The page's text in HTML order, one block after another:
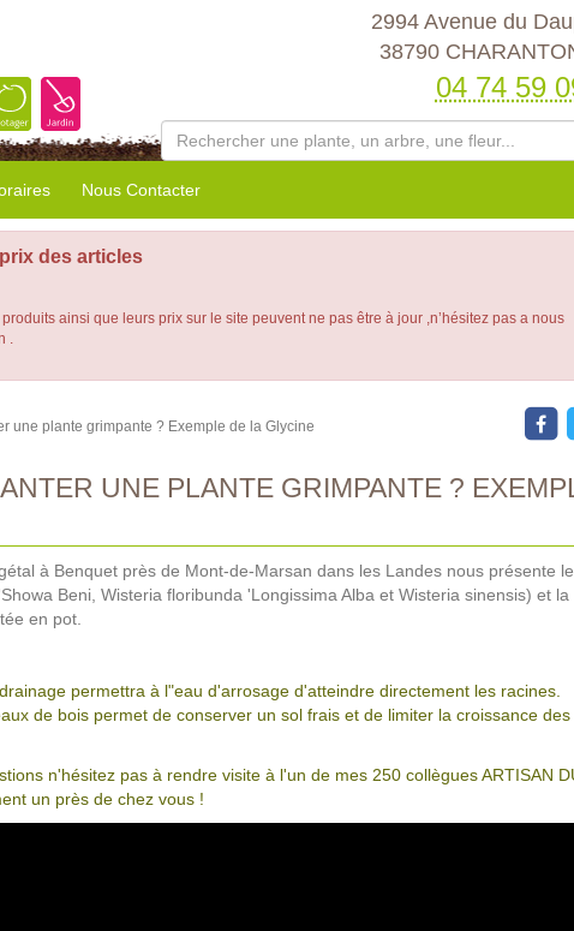
2994 Avenue du
38790
04 74 59
Nous Contacter
des articles
ainsi que leurs prix sur le site peuvent ne pas être à jour ,n’hésitez pas a nous
.
une plante grimpante ? Exemple de la Glycine
UNE PLANTE GRIMPANTE ?
à Benquet près de Mont-de-Marsan dans les Landes nous présente
Beni, Wisteria floribunda 'Longissima Alba et Wisteria sinensis) et la
en pot.
permettra à l"eau d'arrosage d'atteindre directement les racines.
de bois permet de conserver un sol frais et de limiter la croissance des
n'hésitez pas à rendre visite à l'un de mes 250 collègues ARTISAN
un près de chez vous !